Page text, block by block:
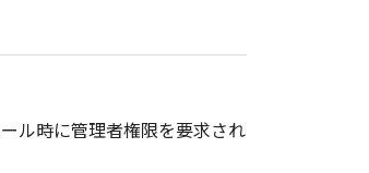
ル時に管理者権限を要求され